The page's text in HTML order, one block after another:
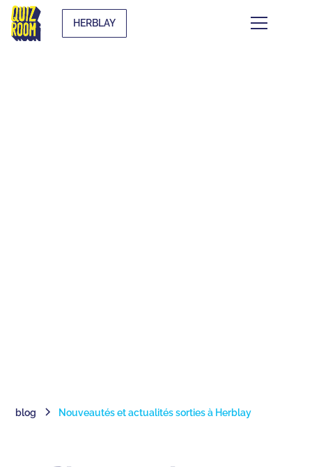
HERBLAY
blog Nouveautés et actualités sorties à Herblay